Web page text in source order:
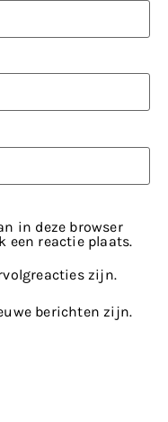
in deze browser
een reactie plaats.
zijn.
berichten zijn.